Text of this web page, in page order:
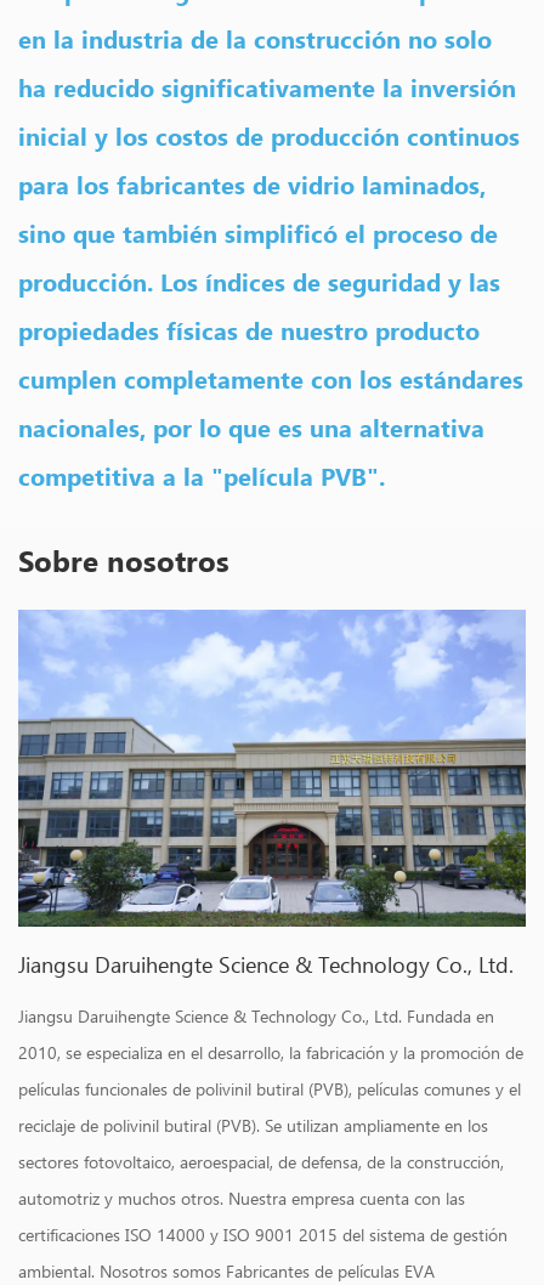
en la industria de la construcción no solo
ha reducido significativamente la inversión
inicial y los costos de producción continuos
para los fabricantes de vidrio laminados,
sino que también simplificó el proceso de
producción. Los índices de seguridad y las
propiedades físicas de nuestro producto
cumplen completamente con los estándares
nacionales, por lo que es una alternativa
competitiva a la "película PVB".
Sobre nosotros
Jiangsu Daruihengte Science & Technology Co., Ltd.
Jiangsu Daruihengte Science & Technology Co., Ltd. Fundada en
2010, se especializa en el desarrollo, la fabricación y la promoción de
películas funcionales de polivinil butiral (PVB), películas comunes y el
reciclaje de polivinil butiral (PVB). Se utilizan ampliamente en los
sectores fotovoltaico, aeroespacial, de defensa, de la construcción,
automotriz y muchos otros. Nuestra empresa cuenta con las
certificaciones ISO 14000 y ISO 9001 2015 del sistema de gestión
ambiental. Nosotros somos Fabricantes de películas EVA